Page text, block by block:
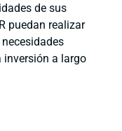
de sus
puedan realizar
inversión a largo